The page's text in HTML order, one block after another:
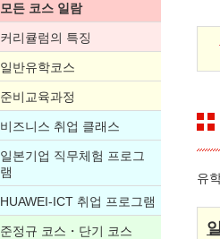
모든 코스 일람
커리큘럼의 특징
일반유학코스
준비교육과정
비즈니스 취업 클래스
일본기업 직무체험 프로그
램
HUAWEI-ICT 취업 프로그램
준정규 코스・단기 코스
유